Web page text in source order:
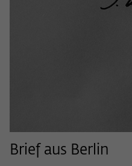
Brief aus Berlin